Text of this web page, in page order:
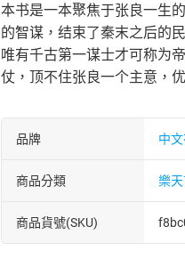
本书是一本聚焦于张良一生
的智谋，结束了秦末之后的
唯有千古第一谋士才可称为
仗，顶不住张良一个主意，
品牌 中
商品分類 樂
商品貨號(SKU)